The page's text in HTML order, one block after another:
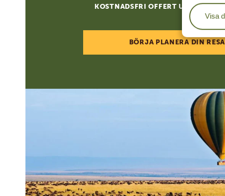
Visa
KOSTNADSFRI OFFERT UTAN
BÖRJA PLANERA DIN RESA